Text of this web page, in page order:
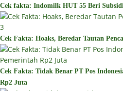
Cek fakta: Indomilk HUT 55 Beri
Cek Fakta: Hoaks, Beredar Tautan
Cek Fakta: Tidak Benar PT Pos
Rp2 Juta